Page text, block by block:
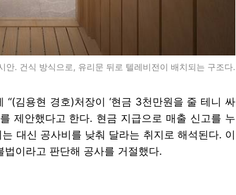
안. 건식 방식으로, 유리문 뒤로 텔레비전이 배치되는 구조다.
김용현 경호)처장이 ‘현금 3천만원을 줄 테니 싸
제안했다고 한다. 현금 지급으로 매출 신고를 누
대신 공사비를 낮춰 달라는 취지로 해석된다. 이
이라고 판단해 공사를 거절했다.